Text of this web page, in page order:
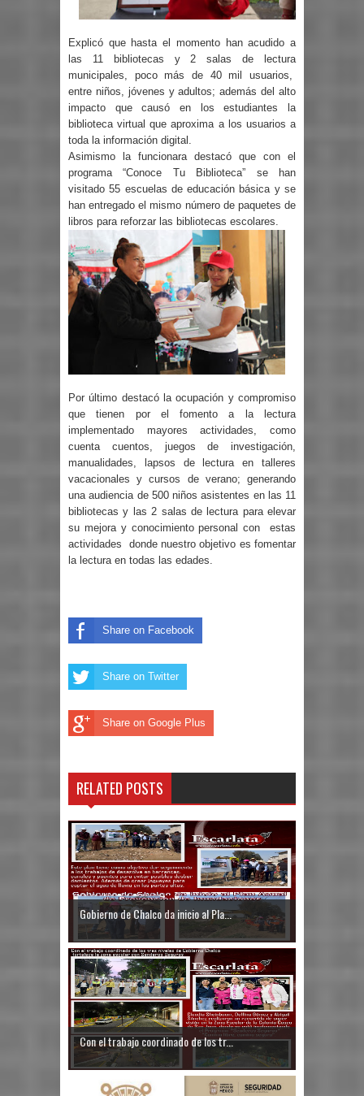
Explicó que hasta el momento han acudido a
las 11 bibliotecas y 2 salas de lectura
municipales, poco más de 40 mil usuarios,
entre niños, jóvenes y adultos; además del alto
impacto que causó en los estudiantes la
biblioteca virtual que aproxima a los usuarios a
toda la información digital.
Asimismo la funcionara destacó que con el
programa “Conoce Tu Biblioteca” se han
visitado 55 escuelas de educación básica y se
han entregado el mismo número de paquetes de
libros para reforzar las bibliotecas escolares.
Por último destacó la ocupación y compromiso
que tienen por el fomento a la lectura
implementado mayores actividades, como
cuenta cuentos, juegos de investigación,
manualidades, lapsos de lectura en talleres
vacacionales y cursos de verano; generando
una audiencia de 500 niños asistentes en las 11
bibliotecas y las 2 salas de lectura para elevar
su mejora y conocimiento personal con
estas
actividades
donde nuestro objetivo es fomentar
la lectura en todas las edades.
Share on Facebook
Share on Twitter
Share on Google Plus
RELATED POSTS
Gobierno de Chalco da inicio al Pla...
Con el trabajo coordinado de los tr...